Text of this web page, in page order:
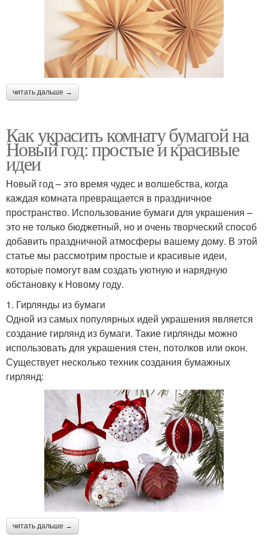
читать дальше →
Как украсить комнату бумагой на
Новый год: простые и красивые
идеи
Новый год – это время чудес и волшебства, когда
каждая комната превращается в праздничное
пространство. Использование бумаги для украшения –
это не только бюджетный, но и очень творческий способ
добавить праздничной атмосферы вашему дому. В этой
статье мы рассмотрим простые и красивые идеи,
которые помогут вам создать уютную и нарядную
обстановку к Новому году.
1. Гирлянды из бумаги
Одной из самых популярных идей украшения является
создание гирлянд из бумаги. Такие гирлянды можно
использовать для украшения стен, потолков или окон.
Существует несколько техник создания бумажных
гирлянд:
читать дальше →